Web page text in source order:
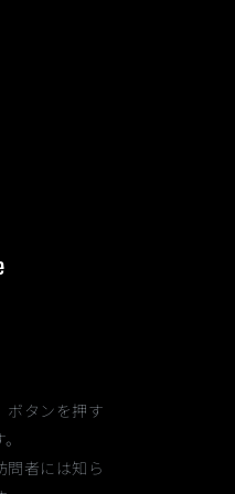
ボタンを押す
者には知ら